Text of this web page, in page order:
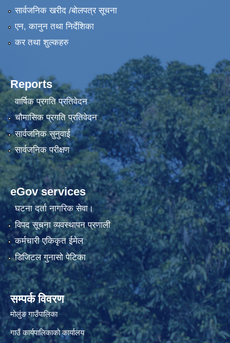
सार्वजनिक खरीद /बोलपत्र सूचना
एन, कानुन तथा निर्देशिका
कर तथा शुल्कहरु
Reports
वार्षिक प्रगति प्रतिवेदन
चौमासिक प्रगति प्रतिवेदन
सार्वजनिक सुनुवाई
सार्वजनिक परीक्षण
eGov services
घटना दर्ता नागरिक सेवा।
विपद सूचना व्यवस्थापन प्रणाली
कर्मचारी एकिकृत ईमेल
डिजिटल गुनासो पेटिका
सम्पर्क विवरण
मोलुंङ गाउँपालिका
गाउँ कार्यपालिकाको कार्यालय